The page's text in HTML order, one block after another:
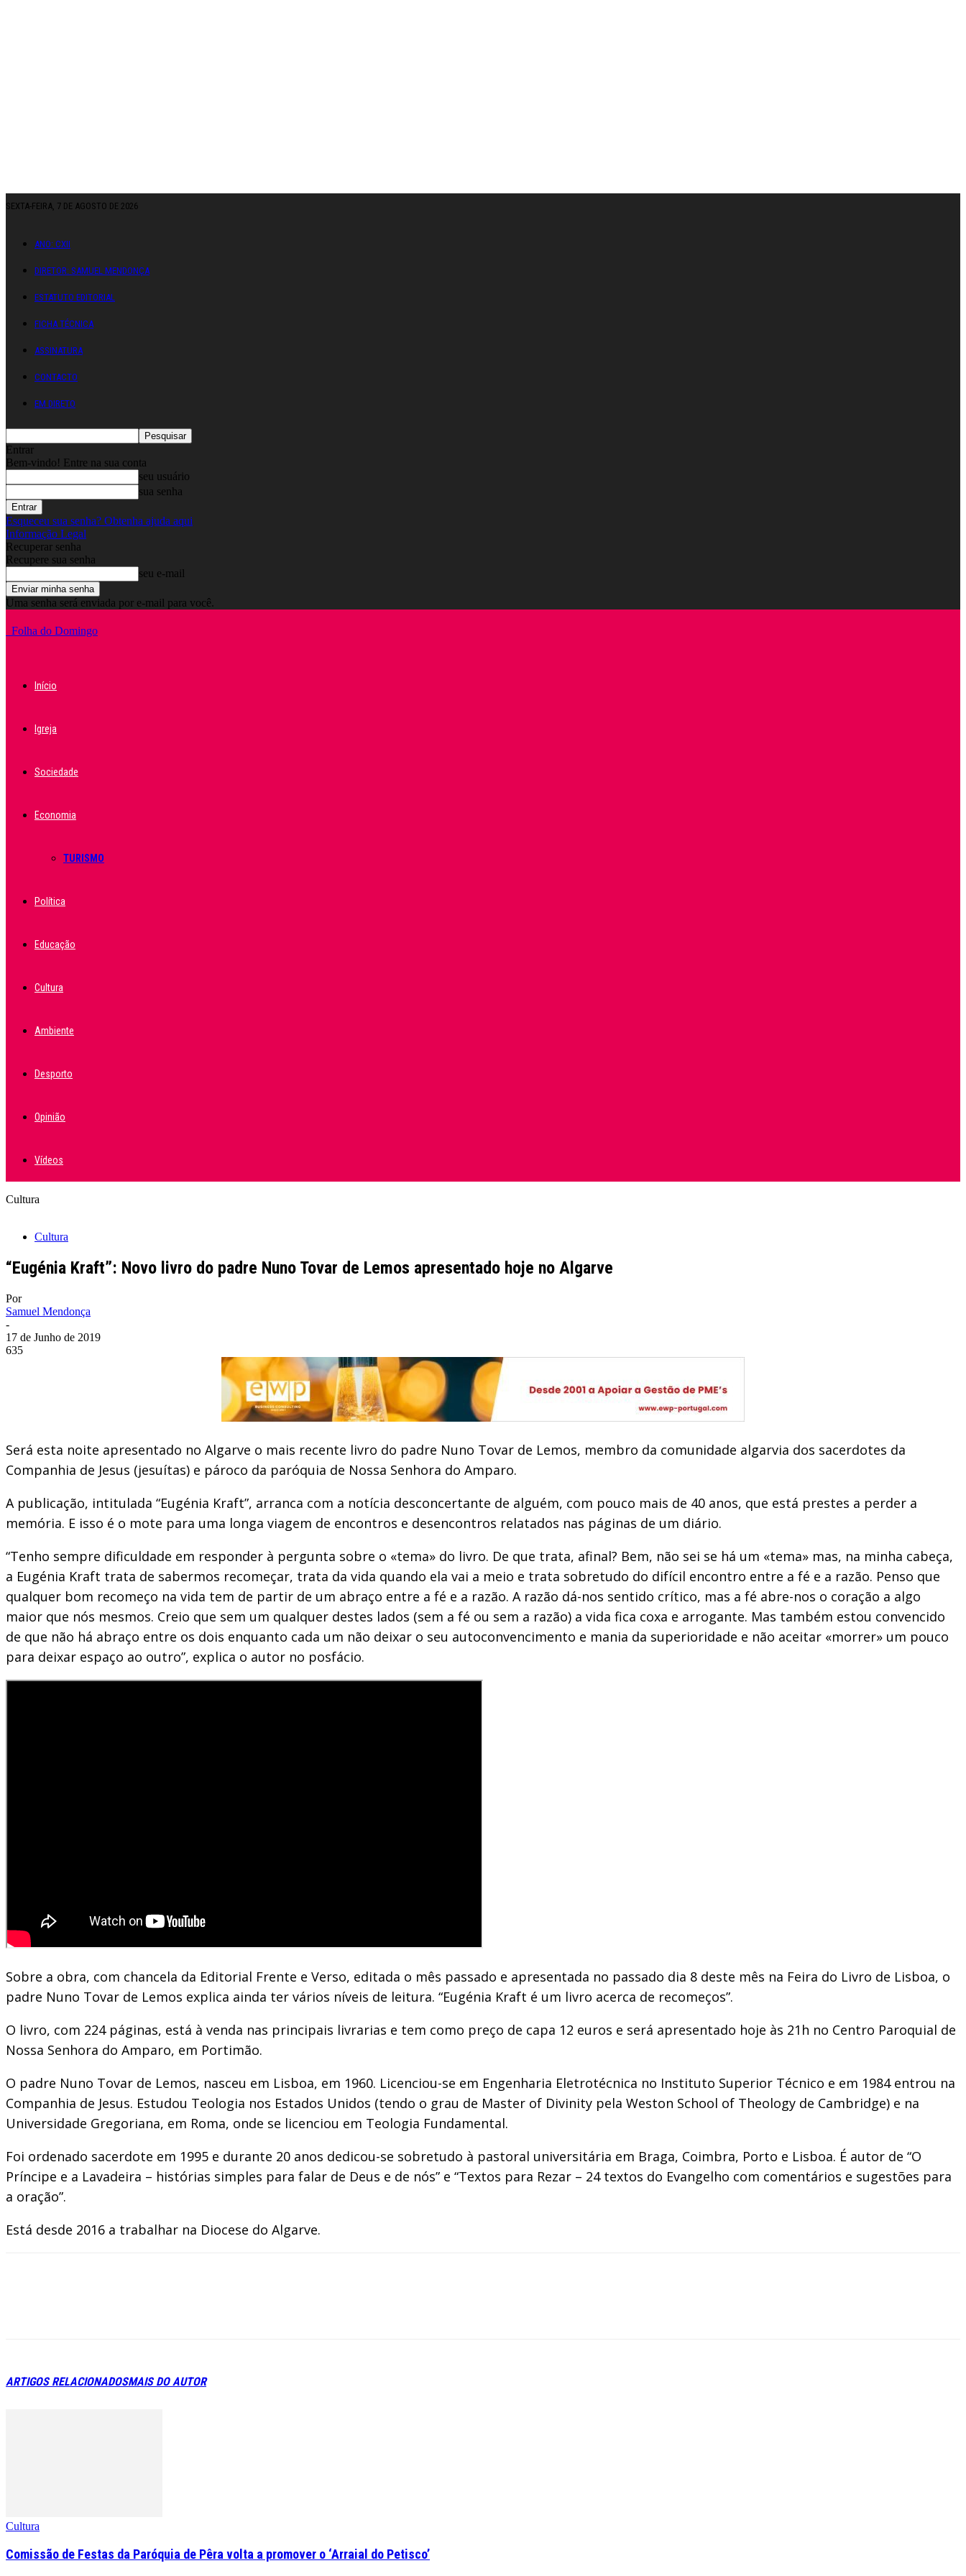
SEXTA-FEIRA, 7 DE AGOSTO DE 2026
ANO: CXII
DIRETOR: SAMUEL MENDONÇA
ESTATUTO EDITORIAL
FICHA TÉCNICA
ASSINATURA
CONTACTO
EM DIRETO
Entrar
Bem-vindo! Entre na sua conta
seu usuário
sua senha
Esqueceu sua senha? Obtenha ajuda aqui
Informação Legal
Recuperar senha
Recupere sua senha
seu e-mail
Uma senha será enviada por e-mail para você.
Folha do Domingo
Início
Igreja
Sociedade
Economia
TURISMO
Política
Educação
Cultura
Ambiente
Desporto
Opinião
Vídeos
Cultura
Cultura
“Eugénia Kraft”: Novo livro do padre Nuno Tovar de Lemos apresentado hoje no Algarve
Por
Samuel Mendonça
-
17 de Junho de 2019
635
Será esta noite apresentado no Algarve o mais recente livro do padre Nuno Tovar de Lemos, membro da comunidade algarvia dos sacerdotes da
Companhia de Jesus (jesuítas) e pároco da paróquia de Nossa Senhora do Amparo.
A publicação, intitulada “Eugénia Kraft”, arranca com a notícia desconcertante de alguém, com pouco mais de 40 anos, que está prestes a perder a
memória. E isso é o mote para uma longa viagem de encontros e desencontros relatados nas páginas de um diário.
“Tenho sempre dificuldade em responder à pergunta sobre o «tema» do livro. De que trata, afinal? Bem, não sei se há um «tema» mas, na minha cabeça,
a Eugénia Kraft trata de sabermos recomeçar, trata da vida quando ela vai a meio e trata sobretudo do difícil encontro entre a fé e a razão. Penso que
qualquer bom recomeço na vida tem de partir de um abraço entre a fé e a razão. A razão dá-nos sentido crítico, mas a fé abre-nos o coração a algo
maior que nós mesmos. Creio que sem um qualquer destes lados (sem a fé ou sem a razão) a vida fica coxa e arrogante. Mas também estou convencido
de que não há abraço entre os dois enquanto cada um não deixar o seu autoconvencimento e mania da superioridade e não aceitar «morrer» um pouco
para deixar espaço ao outro”, explica o autor no posfácio.
Sobre a obra, com chancela da Editorial Frente e Verso, editada o mês passado e apresentada no passado dia 8 deste mês na Feira do Livro de Lisboa, o
padre Nuno Tovar de Lemos explica ainda ter vários níveis de leitura. “Eugénia Kraft é um livro acerca de recomeços”.
O livro, com 224 páginas, está à venda nas principais livrarias e tem como preço de capa 12 euros e será apresentado hoje às 21h no Centro Paroquial de
Nossa Senhora do Amparo, em Portimão.
O padre Nuno Tovar de Lemos, nasceu em Lisboa, em 1960. Licenciou-se em Engenharia Eletrotécnica no Instituto Superior Técnico e em 1984 entrou na
Companhia de Jesus. Estudou Teologia nos Estados Unidos (tendo o grau de Master of Divinity pela Weston School of Theology de Cambridge) e na
Universidade Gregoriana, em Roma, onde se licenciou em Teologia Fundamental.
Foi ordenado sacerdote em 1995 e durante 20 anos dedicou-se sobretudo à pastoral universitária em Braga, Coimbra, Porto e Lisboa. É autor de “O
Príncipe e a Lavadeira – histórias simples para falar de Deus e de nós” e “Textos para Rezar – 24 textos do Evangelho com comentários e sugestões para
a oração”.
Está desde 2016 a trabalhar na Diocese do Algarve.
ARTIGOS RELACIONADOSMAIS DO AUTOR
Cultura
Comissão de Festas da Paróquia de Pêra volta a promover o ‘Arraial do Petisco’